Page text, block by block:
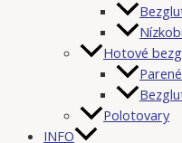
Hotové
Polotovary
INFO